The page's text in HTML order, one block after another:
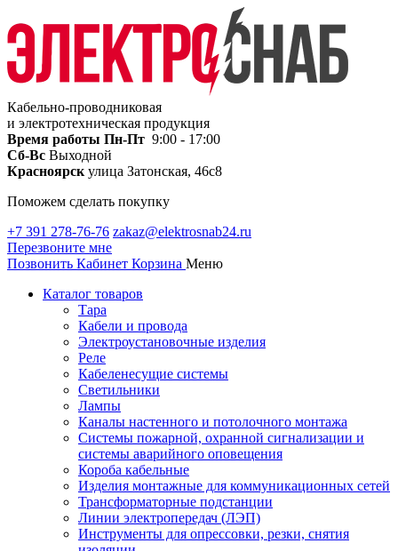
Кабельно-проводниковая
и электротехническая продукция
Время работы Пн-Пт 9:00 - 17:00
Сб-Вс Выходной
Красноярск улица Затонская, 46с8
Поможем сделать покупку
+7 391 278-76-76 zakaz@elektrosnab24.ru
Перезвоните мне
Позвонить Кабинет Корзина Меню
Каталог товаров
Тара
Кабели и провода
Электроустановочные изделия
Реле
Кабеленесущие системы
Светильники
Лампы
Каналы настенного и потолочного монтажа
Системы пожарной, охранной сигнализации и
системы аварийного оповещения
Короба кабельные
Изделия монтажные для коммуникационных сетей
Трансформаторные подстанции
Линии электропередач (ЛЭП)
Инструменты для опрессовки, резки, снятия